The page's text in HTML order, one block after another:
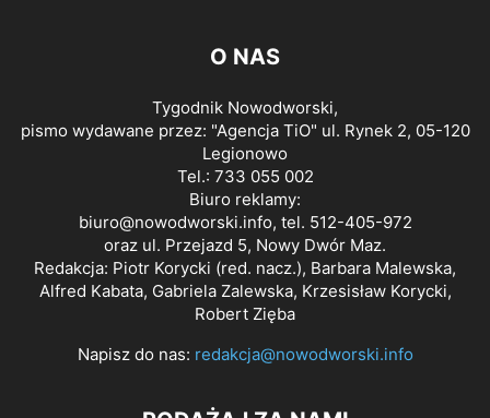
O NAS
Tygodnik Nowodworski,
pismo wydawane przez: "Agencja TiO" ul. Rynek 2, 05-120
Legionowo
Tel.: 733 055 002
Biuro reklamy:
biuro@nowodworski.info, tel. 512-405-972
oraz ul. Przejazd 5, Nowy Dwór Maz.
Redakcja: Piotr Korycki (red. nacz.), Barbara Malewska,
Alfred Kabata, Gabriela Zalewska, Krzesisław Korycki,
Robert Zięba
Napisz do nas: redakcja@nowodworski.info